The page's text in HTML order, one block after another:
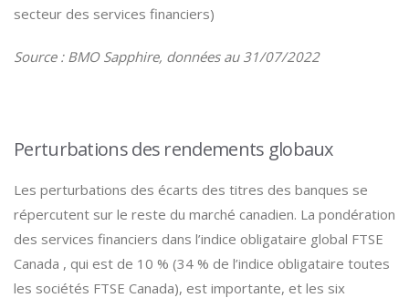
secteur des services financiers)
Source : BMO Sapphire, données au 31/07/2022
Perturbations des rendements globaux
Les perturbations des écarts des titres des banques se
répercutent sur le reste du marché canadien. La pondération
des services financiers dans l’indice obligataire global FTSE
Canada , qui est de 10 % (34 % de l’indice obligataire toutes
les sociétés FTSE Canada), est importante, et les six